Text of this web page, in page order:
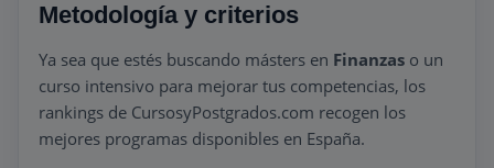
Metodología y criterios
Ya sea que estés buscando másters en Finanzas o un
curso intensivo para mejorar tus competencias, los
rankings de CursosyPostgrados.com recogen los
mejores programas disponibles en España.